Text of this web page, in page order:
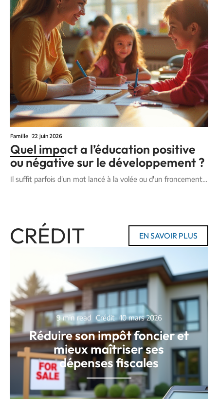
Famille 22 juin 2026
Quel impact a l’éducation positive
ou négative sur le développement ?
Il suffit parfois d'un mot lancé à la volée ou d'un froncement
CRÉDIT EN SAVOIR PLUS
9 min read Crédit 10 mars 2026
Réduire son impôt foncier et
mieux maîtriser ses
dépenses fiscales